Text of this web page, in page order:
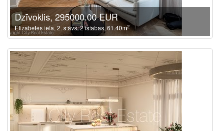
Dzīvoklis, 295000.00 EUR
Elizabetes iela, 2. stāvs, 2 istabas, 61.40m2